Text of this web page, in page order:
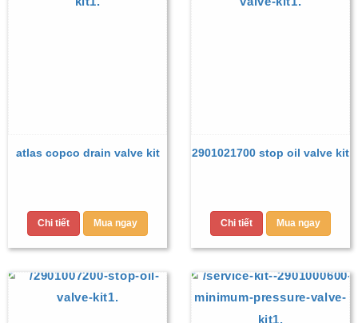
atlas copco drain valve kit
Chi tiết Mua ngay
2901021700 stop oil valve kit
Chi tiết Mua ngay